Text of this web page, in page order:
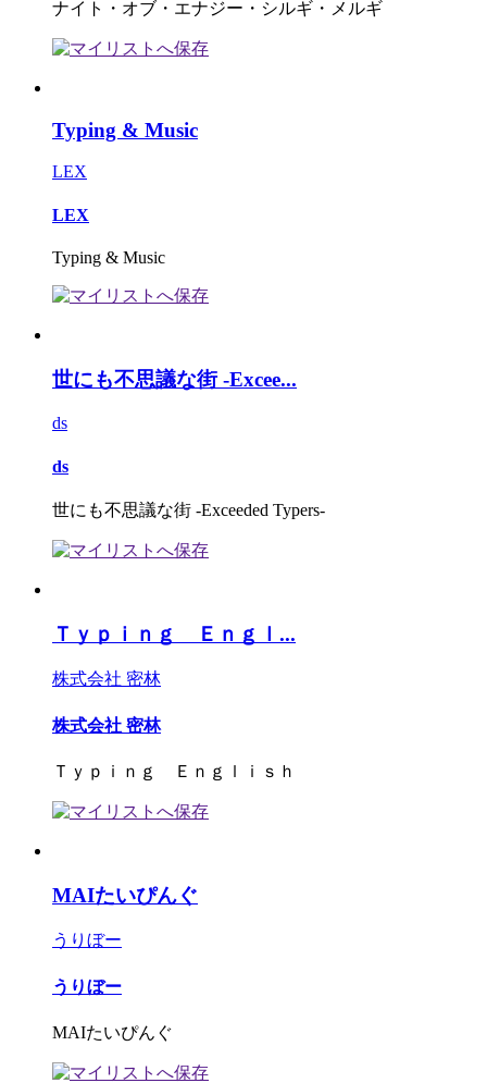
ナイト・オブ・エナジー・シルギ・メルギ
Typing & Music
LEX
LEX
Typing & Music
世にも不思議な街 -Excee...
ds
ds
世にも不思議な街 -Exceeded Typers-
Ｔｙｐｉｎｇ Ｅｎｇｌ...
株式会社 密林
株式会社 密林
Ｔｙｐｉｎｇ Ｅｎｇｌｉｓｈ
MAIたいぴんぐ
うりぼー
うりぼー
MAIたいぴんぐ